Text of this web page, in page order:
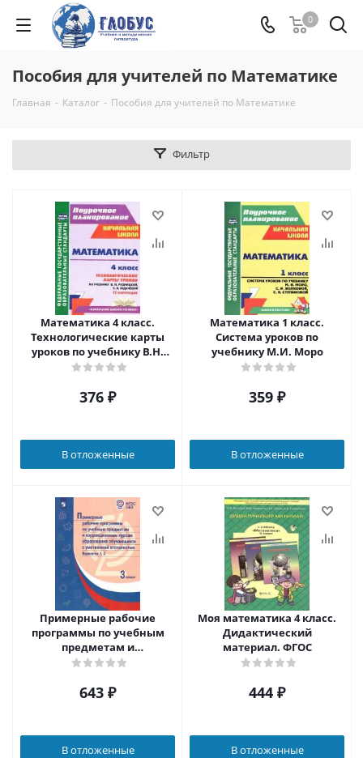
0
Пособия для учителей по Математике
Главная - Каталог - Пособия для учителей по Математике
Фильтр
Математика 4 класс.
Технологические карты
уроков по учебнику В.Н.
Рудницкой. УМК
век" II полугодие
376 ₽
В отложенные
Математика 1 класс.
Система уроков по
учебнику М.И. Моро
359 ₽
В отложенные
Примерные рабочие
программы по учебным
предметам и
коррекционным курсам
умственной отсталостью
643 ₽
В отложенные
Моя математика 4 класс.
Дидактический
материал. ФГОС
444 ₽
В отложенные